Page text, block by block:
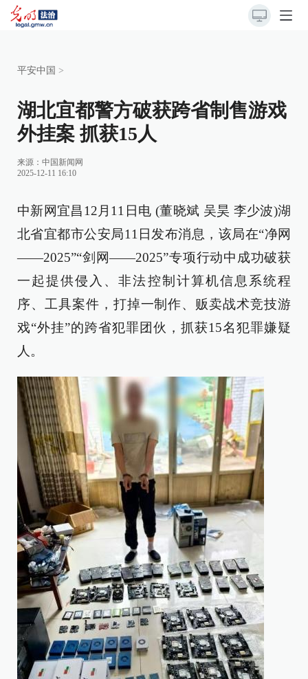
平安中国 >
湖北宜都警方破获跨省制售游戏
外挂案 抓获15人
来源： 中国新闻网
2025-12-11 16:10
中新网宜昌12月11日电 (董晓斌 吴昊 李少波)湖
北省宜都市公安局11日发布消息，该局在“净网
——2025”“剑网——2025”专项行动中成功破获
一起提供侵入、非法控制计算机信息系统程
序、工具案件，打掉一制作、贩卖战术竞技游
戏“外挂”的跨省犯罪团伙，抓获15名犯罪嫌疑
人。